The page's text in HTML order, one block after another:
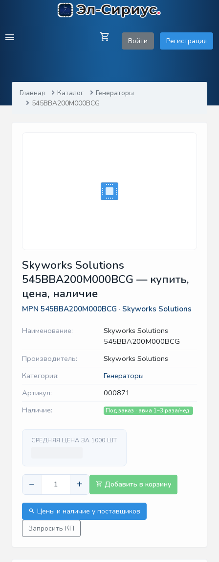
Войти Регистрация
Главная Каталог
Генераторы
545BBA200M000BCG
Skyworks Solutions
545BBA200M000BCG — купить,
цена, наличие
MPN 545BBA200M000BCG · Skyworks Solutions
Наименование:
Skyworks Solutions
545BBA200M000BCG
Производитель:
Skyworks Solutions
Категория:
Генераторы
Артикул:
000871
Наличие:
Под заказ · авиа 1–3 раза/нед.
СРЕДНЯЯ ЦЕНА ЗА 1000 ШТ
− + Добавить в корзину
Цены и наличие у поставщиков
Запросить КП